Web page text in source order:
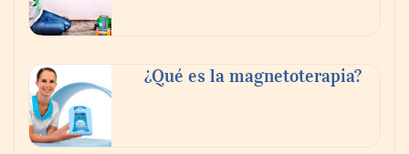
¿Qué es la magnetoterapia?